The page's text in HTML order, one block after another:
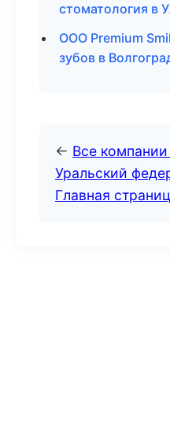
стоматология в
ООО Premium
зубов в
← Все
Уральский
Главная